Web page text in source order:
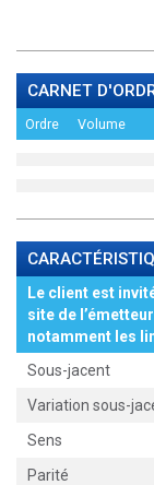
CARNET
Ordre Volume
Le client est
site de
notamment les
Sous-jacent
Variation sous-
Sens
Parité